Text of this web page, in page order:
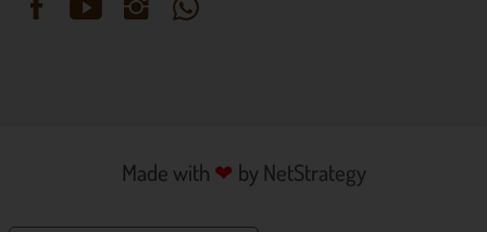
Made with ❤ by NetStrategy